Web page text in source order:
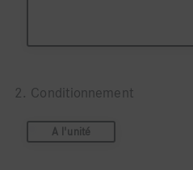
2. Conditionnement
A l'unité